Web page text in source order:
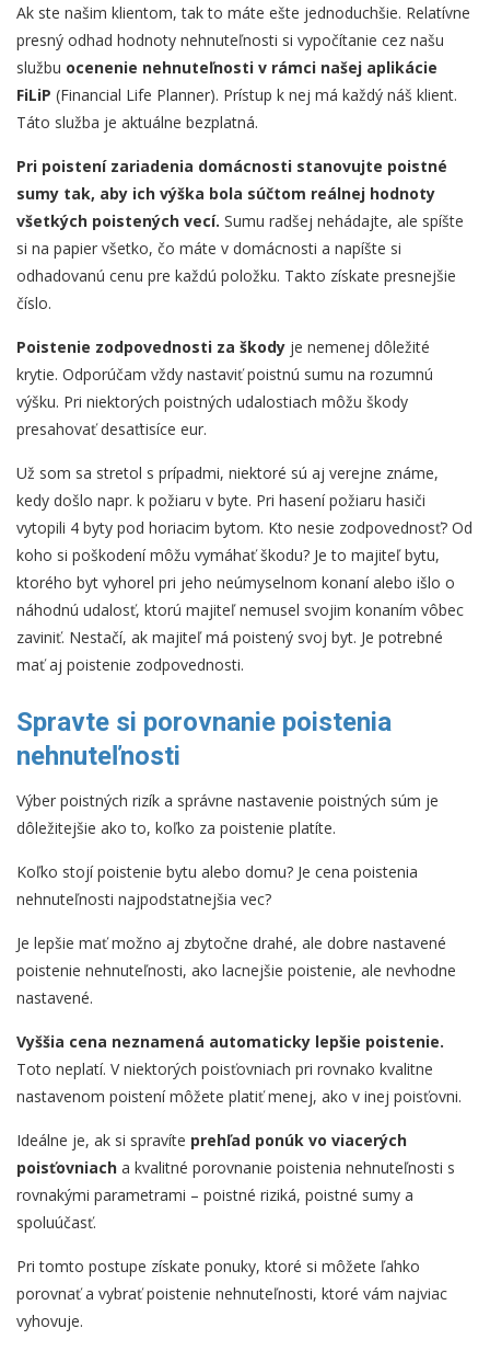
Ak ste našim klientom, tak to máte ešte jednoduchšie. Relatívne
presný odhad hodnoty nehnuteľnosti si vypočítanie cez našu
službu ocenenie nehnuteľnosti v rámci našej aplikácie
FiLiP (Financial Life Planner). Prístup k nej má každý náš klient.
Táto služba je aktuálne bezplatná.
Pri poistení zariadenia domácnosti stanovujte poistné
sumy tak, aby ich výška bola súčtom reálnej hodnoty
všetkých poistených vecí. Sumu radšej nehádajte, ale spíšte
si na papier všetko, čo máte v domácnosti a napíšte si
odhadovanú cenu pre každú položku. Takto získate presnejšie
číslo.
Poistenie zodpovednosti za škody je nemenej dôležité
krytie. Odporúčam vždy nastaviť poistnú sumu na rozumnú
výšku. Pri niektorých poistných udalostiach môžu škody
presahovať desaťtisíce eur.
Už som sa stretol s prípadmi, niektoré sú aj verejne známe,
kedy došlo napr. k požiaru v byte. Pri hasení požiaru hasiči
vytopili 4 byty pod horiacim bytom. Kto nesie zodpovednosť? Od
koho si poškodení môžu vymáhať škodu? Je to majiteľ bytu,
ktorého byt vyhorel pri jeho neúmyselnom konaní alebo išlo o
náhodnú udalosť, ktorú majiteľ nemusel svojim konaním vôbec
zaviniť. Nestačí, ak majiteľ má poistený svoj byt. Je potrebné
mať aj poistenie zodpovednosti.
Spravte si porovnanie poistenia
nehnuteľnosti
Výber poistných rizík a správne nastavenie poistných súm je
dôležitejšie ako to, koľko za poistenie platíte.
Koľko stojí poistenie bytu alebo domu? Je cena poistenia
nehnuteľnosti najpodstatnejšia vec?
Je lepšie mať možno aj zbytočne drahé, ale dobre nastavené
poistenie nehnuteľnosti, ako lacnejšie poistenie, ale nevhodne
nastavené.
Vyššia cena neznamená automaticky lepšie poistenie.
Toto neplatí. V niektorých poisťovniach pri rovnako kvalitne
nastavenom poistení môžete platiť menej, ako v inej poisťovni.
Ideálne je, ak si spravíte prehľad ponúk vo viacerých
poisťovniach a kvalitné porovnanie poistenia nehnuteľnosti s
rovnakými parametrami – poistné riziká, poistné sumy a
spoluúčasť.
Pri tomto postupe získate ponuky, ktoré si môžete ľahko
porovnať a vybrať poistenie nehnuteľnosti, ktoré vám najviac
vyhovuje.